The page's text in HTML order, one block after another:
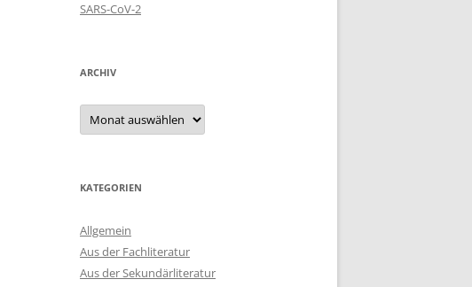
SARS-CoV-2
ARCHIV
Archiv
KATEGORIEN
Allgemein
Aus der Fachliteratur
Aus der Sekundärliteratur